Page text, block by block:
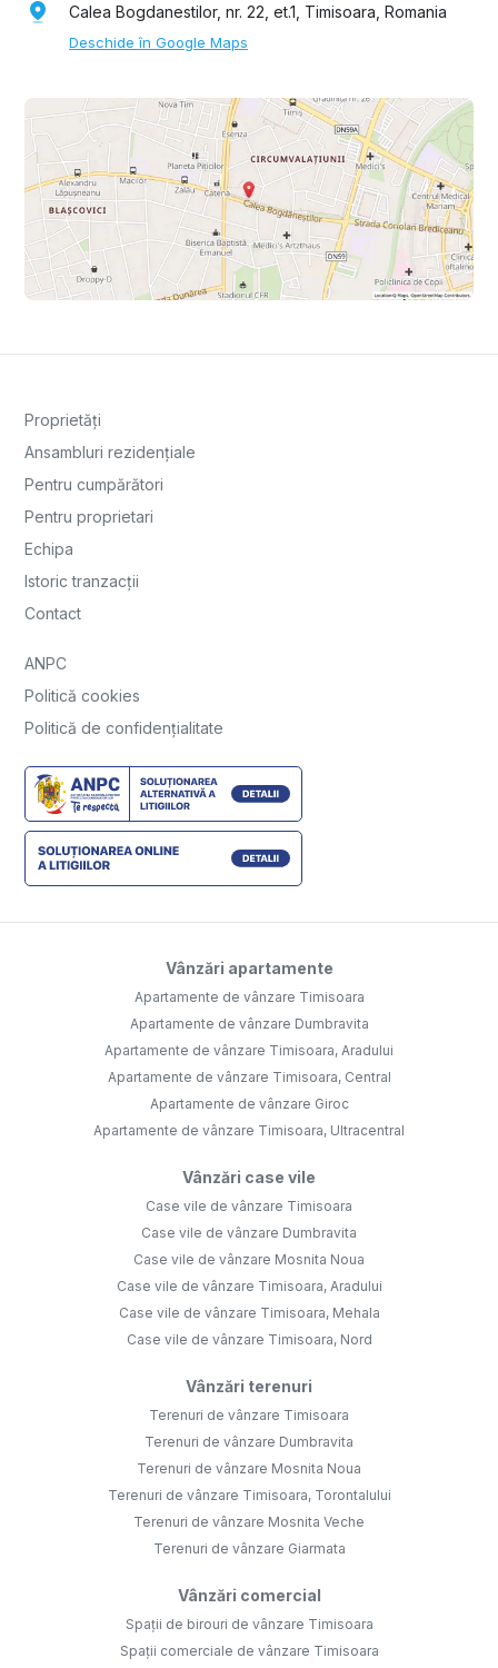
Calea Bogdanestilor, nr. 22, et.1, Timisoara, Romania
Deschide în Google Maps
Proprietăți
Ansambluri rezidențiale
Pentru cumpărători
Pentru proprietari
Echipa
Istoric tranzacții
Contact
ANPC
Politică cookies
Politică de confidențialitate
Vânzări apartamente
Apartamente de vânzare Timisoara
Apartamente de vânzare Dumbravita
Apartamente de vânzare Timisoara, Aradului
Apartamente de vânzare Timisoara, Central
Apartamente de vânzare Giroc
Apartamente de vânzare Timisoara, Ultracentral
Vânzări case vile
Case vile de vânzare Timisoara
Case vile de vânzare Dumbravita
Case vile de vânzare Mosnita Noua
Case vile de vânzare Timisoara, Aradului
Case vile de vânzare Timisoara, Mehala
Case vile de vânzare Timisoara, Nord
Vânzări terenuri
Terenuri de vânzare Timisoara
Terenuri de vânzare Dumbravita
Terenuri de vânzare Mosnita Noua
Terenuri de vânzare Timisoara, Torontalului
Terenuri de vânzare Mosnita Veche
Terenuri de vânzare Giarmata
Vânzări comercial
Spații de birouri de vânzare Timisoara
Spații comerciale de vânzare Timisoara